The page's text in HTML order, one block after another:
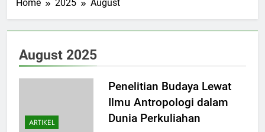
Home 2025 August
August 2025
ARTIKEL
Penelitian Budaya Lewat
Ilmu Antropologi dalam
Dunia Perkuliahan